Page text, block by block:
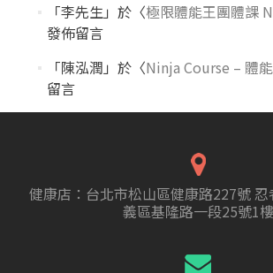
「李先生」於〈極限體能王團體課
發佈留言
「陳泓潤 」於〈Ninja Course – 體
留言
健康店：台北市松山區健康路227號
義區基隆路一段25號1樓